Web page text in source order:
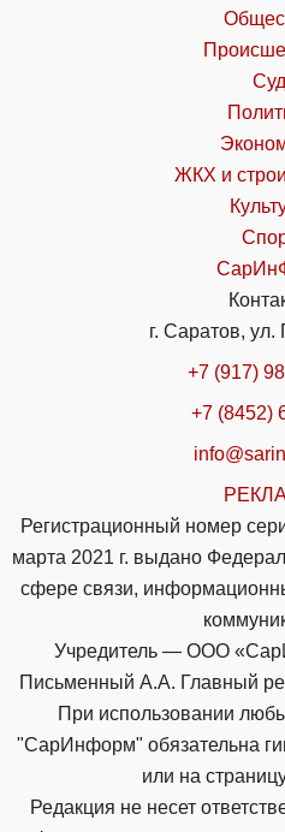
Суд
ЖКХ и
г. Саратов, ул.
+7 (917)
+7 (8452)
Регистрационный номер
марта 2021 г. выдано
сфере связи,
Учредитель — ООО
Письменный А.А. Главный
При использовании
"СарИнформ" обязательна
или на
Редакция не несет